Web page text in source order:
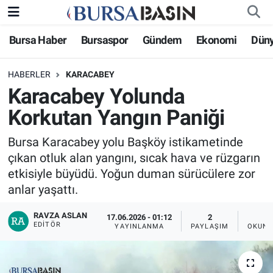
Bursa Haber Bursaspor Gündem Ekonomi
HABERLER KARACABEY
Karacabey Yolunda
Korkutan Yangın Paniği
Bursa Karacabey yolu Başköy istikametinde
çıkan otluk alan yangını, sıcak hava ve rüzgarın
etkisiyle büyüdü. Yoğun duman sürücülere zor
anlar yaşattı.
RAVZA ASLAN
EDITÖR
17.06.2026 - 01:12
YAYINLANMA
2
PAYLAŞIM
Bursa Haber
Genel
Politika
Bilim, Teknoloji
KÜLTÜR-SANAT
Gündem
Bursa Nöbetçi Eczaneler
Bursa Hava Durumu
Bursa Namaz Vakitleri
Bursa Trafik Yoğunluk Haritası
Süper Lig Puan Durumu ve Fikstür
Haber Arşivi